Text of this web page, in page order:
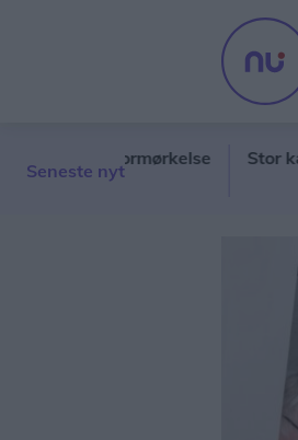
Seneste nyt
solformørkelse Stor kæde